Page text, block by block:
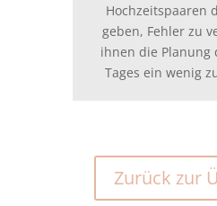
Hochzeitspaaren
geben, Fehler zu
ihnen die Planung
Tages ein wenig
Zurück zur